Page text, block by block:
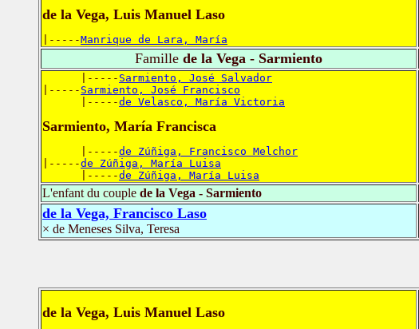
de la Vega, Luis Manuel Laso
|-----Manrique de Lara, María
Famille de la Vega - Sarmiento
      |-----
Sarmiento, José Salvador
|----- Sarmiento, José Francisco
      |-----
de Velasco, María Victoria
Sarmiento, María Francisca
      |-----
de Zúñiga, Francisco Melchor
|-----de Zúñiga, María Luisa
      |-----
de Zúñiga, María Luisa
L'enfant du couple de la Vega - Sarmiento
de la Vega, Francisco Laso
× de Meneses Silva, Teresa
de la Vega, Luis Manuel Laso